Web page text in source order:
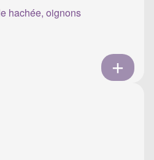
hachée, oignons